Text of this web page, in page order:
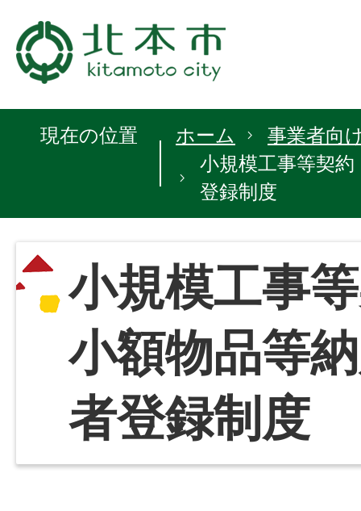
現在の位置 ホーム
事業者向
小規模工事等契
登録制度
小規模工事
小額物品等
者登録制度